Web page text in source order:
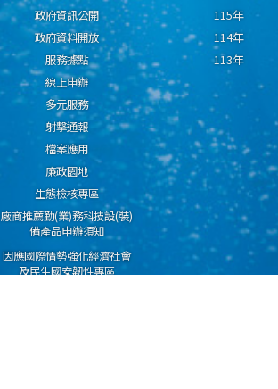
政府資訊公開
政府資料開放
服務據點
線上申辦
多元服務
射擊通報
檔案應用
廉政園地
生態檢核專區
廠商推薦勤(業)務科技設(裝)
備產品申辦須知
因應國際情勢強化經濟社會
及民生國安韌性專區
115年
114年
113年